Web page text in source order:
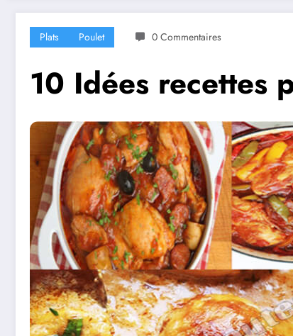
Plats Poulet 0 Commentaires
10 Idées recettes